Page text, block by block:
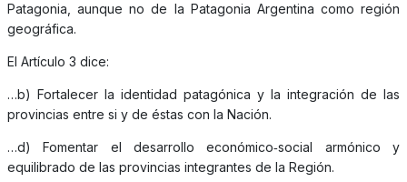
Patagonia, aunque no de la Patagonia Argentina como región
geográfica.
El Artículo 3 dice:
…b) Fortalecer la identidad patagónica y la integración de las
provincias entre si y de éstas con la Nación.
…d) Fomentar el desarrollo económico‑social armónico y
equilibrado de las provincias integrantes de la Región.